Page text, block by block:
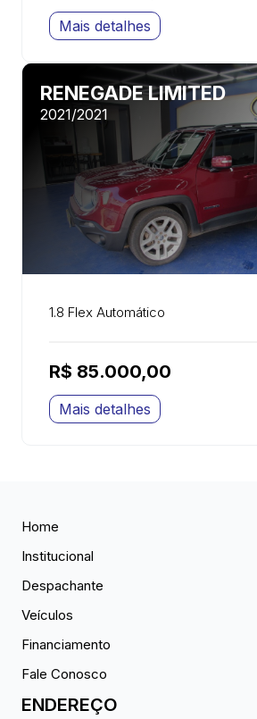
Mais detalhes
RENEGADE LIMITED
2021/2021
1.8 Flex Automático
R$ 85.000,00
Mais detalhes
Home
Institucional
Despachante
Veículos
Financiamento
Fale Conosco
ENDEREÇO